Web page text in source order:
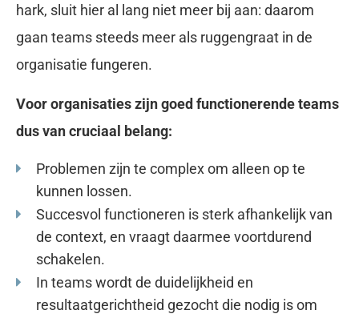
hark, sluit hier al lang niet meer bij aan: daarom
gaan teams steeds meer als ruggengraat in de
organisatie fungeren.
Voor organisaties zijn goed functionerende teams
dus van cruciaal belang:
Problemen zijn te complex om alleen op te
kunnen lossen.
Succesvol functioneren is sterk afhankelijk van
de context, en vraagt daarmee voortdurend
schakelen.
In teams wordt de duidelijkheid en
resultaatgerichtheid gezocht die nodig is om